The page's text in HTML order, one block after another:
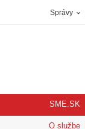
Správy
SME.SK
O službe